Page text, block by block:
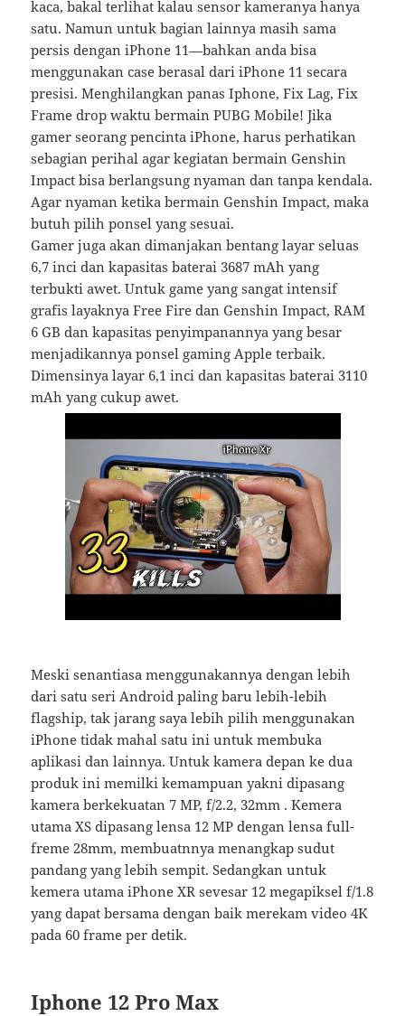
kaca, bakal terlihat kalau sensor kameranya hanya
satu. Namun untuk bagian lainnya masih sama
persis dengan iPhone 11—bahkan anda bisa
menggunakan case berasal dari iPhone 11 secara
presisi. Menghilangkan panas Iphone, Fix Lag, Fix
Frame drop waktu bermain PUBG Mobile! Jika
gamer seorang pencinta iPhone, harus perhatikan
sebagian perihal agar kegiatan bermain Genshin
Impact bisa berlangsung nyaman dan tanpa kendala.
Agar nyaman ketika bermain Genshin Impact, maka
butuh pilih ponsel yang sesuai.
Gamer juga akan dimanjakan bentang layar seluas
6,7 inci dan kapasitas baterai 3687 mAh yang
terbukti awet. Untuk game yang sangat intensif
grafis layaknya Free Fire dan Genshin Impact, RAM
6 GB dan kapasitas penyimpanannya yang besar
menjadikannya ponsel gaming Apple terbaik.
Dimensinya layar 6,1 inci dan kapasitas baterai 3110
mAh yang cukup awet.
Meski senantiasa menggunakannya dengan lebih
dari satu seri Android paling baru lebih-lebih
flagship, tak jarang saya lebih pilih menggunakan
iPhone tidak mahal satu ini untuk membuka
aplikasi dan lainnya. Untuk kamera depan ke dua
produk ini memilki kemampuan yakni dipasang
kamera berkekuatan 7 MP, f/2.2, 32mm . Kemera
utama XS dipasang lensa 12 MP dengan lensa full-
freme 28mm, membuatnnya menangkap sudut
pandang yang lebih sempit. Sedangkan untuk
kemera utama iPhone XR sevesar 12 megapiksel f/1.8
yang dapat bersama dengan baik merekam video 4K
pada 60 frame per detik.
Iphone 12 Pro Max